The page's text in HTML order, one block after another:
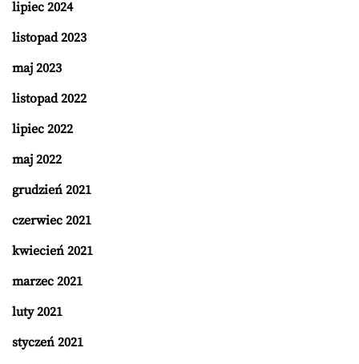
lipiec 2024
listopad 2023
maj 2023
listopad 2022
lipiec 2022
maj 2022
grudzień 2021
czerwiec 2021
kwiecień 2021
marzec 2021
luty 2021
styczeń 2021